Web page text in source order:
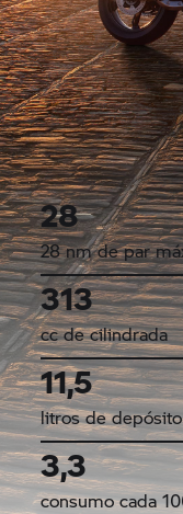
28
28 nm de par
313
cc de cilindrada
11,5
litros de depósito
3,3
consumo cada